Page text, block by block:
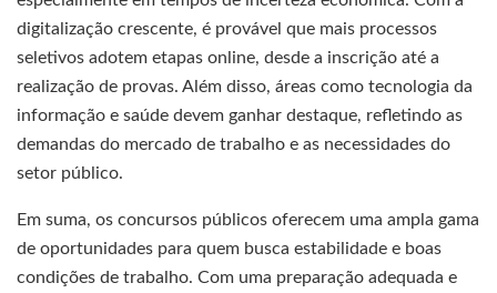
digitalização crescente, é provável que mais processos
seletivos adotem etapas online, desde a inscrição até a
realização de provas. Além disso, áreas como tecnologia da
informação e saúde devem ganhar destaque, refletindo as
demandas do mercado de trabalho e as necessidades do
setor público.
Em suma, os concursos públicos oferecem uma ampla gama
de oportunidades para quem busca estabilidade e boas
condições de trabalho. Com uma preparação adequada e